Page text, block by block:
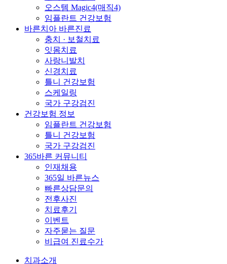
오스템 Magic4(매직4)
임플란트 건강보험
바른치아 바른진료
충치 · 보철치료
잇몸치료
사랑니발치
신경치료
틀니 건강보험
스케일링
국가 구강검진
건강보험 정보
임플란트 건강보험
틀니 건강보험
국가 구강검진
365바른 커뮤니티
인재채용
365일 바른뉴스
빠른상담문의
전후사진
치료후기
이벤트
자주묻는 질문
비급여 진료수가
치과소개